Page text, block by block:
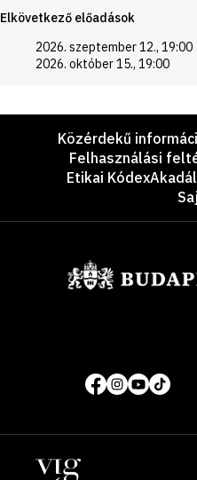
Elkövetkező előadások
2026. szeptember 12., 19:00
2026. október 15., 19:00
LáblécKözérdekű
Felhasználási
Etikai Kódex
Közösségi
média
oldalak
of
Helyszínek